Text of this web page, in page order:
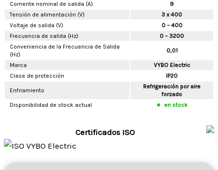
Corriente nominal de salida (A)
9
Tensión de alimentación (V)
3 x 400
Voltaje de salida (V)
0 – 400
Frecuencia de salida (Hz)
0 – 3200
Conveniencia de la Frecuencia de Salida
(Hz)
0,01
Marca
VYBO Electric
Clase de protección
IP20
Enfriamiento
Refrigeración por aire
forzado
Disponibilidad de stock actual
en stock
Certificados ISO